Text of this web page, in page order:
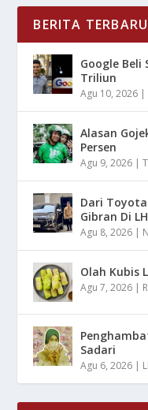
BERITA TERBARU
Google Beli
Triliun
Agu 10, 2026 |
Alasan
Persen
Agu 9, 2026 |
Dari Toyota
Gibran Di
Agu 8, 2026 |
Olah Kubis
Agu 7, 2026 |
Sadari
Agu 6, 2026 |